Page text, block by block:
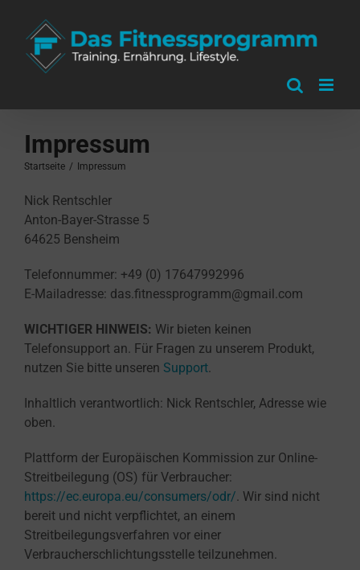
springen
Impressum
Startseite / Impressum
Nick Rentschler
Anton-Bayer-Strasse 5
64625 Bensheim
Telefonnummer: +49 (0) 17647992996
E-Mailadresse: das.fitnessprogramm@gmail.com
WICHTIGER HINWEIS: Wir bieten keinen
Telefonsupport an. Für Fragen zu unserem Produkt,
nutzen Sie bitte unseren Support.
Inhaltlich verantwortlich: Nick Rentschler, Adresse wie
oben.
Plattform der Europäischen Kommission zur Online-
Streitbeilegung (OS) für Verbraucher:
https://ec.europa.eu/consumers/odr/. Wir sind nicht
bereit und nicht verpflichtet, an einem
Streitbeilegungsverfahren vor einer
Verbraucherschlichtungsstelle teilzunehmen.